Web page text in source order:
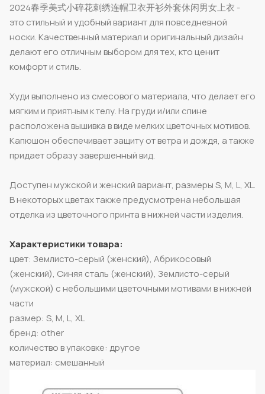
2024春季美式小碎花刺绣连帽卫衣开衫外套休闲男女上衣 -
это стильный и удобный вариант для повседневной
носки. Качественный материал и оригинальный дизайн
делают его отличным выбором для тех, кто ценит
комфорт и стиль.
Худи выполнено из смесового материала, что делает его
мягким и приятным к телу. На груди и/или спине
расположена вышивка в виде мелких цветочных мотивов.
Капюшон обеспечивает защиту от ветра и дождя, а также
придает образу завершенный вид.
Доступен мужской и женский вариант, размеры S, M, L, XL.
В некоторых цветах также предусмотрена небольшая
отделка из цветочного принта в нижней части изделия.
Характеристики товара:
цвет: Землисто-серый (женский), Абрикосовый
(женский), Синяя сталь (женский), Землисто-серый
(мужской) с небольшими цветочными мотивами в нижней
части
размер: S, M, L, XL
бренд: other
количество в упаковке: другое
материал: смешанный